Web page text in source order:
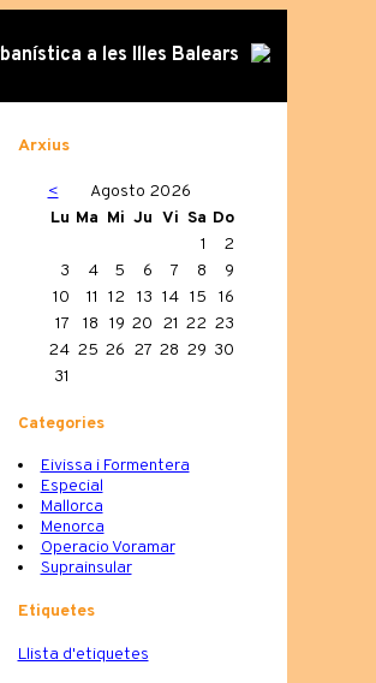
a les Illes Balears
Arxius
<
Agosto 2026
Lu Ma Mi Ju Vi Sa Do
1
2
3
4 5 6 7 8
9
10
11 12 13 14 15
16
17
18 19 20 21 22 23
24 25 26 27 28 29 30
31
Categories
Eivissa i Formentera
Especial
Mallorca
Menorca
Operacio Voramar
Suprainsular
Etiquetes
Llista d'etiquetes